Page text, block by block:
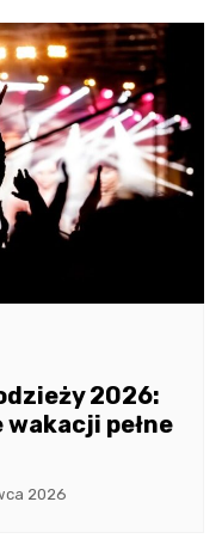
2026:
pełne
2026